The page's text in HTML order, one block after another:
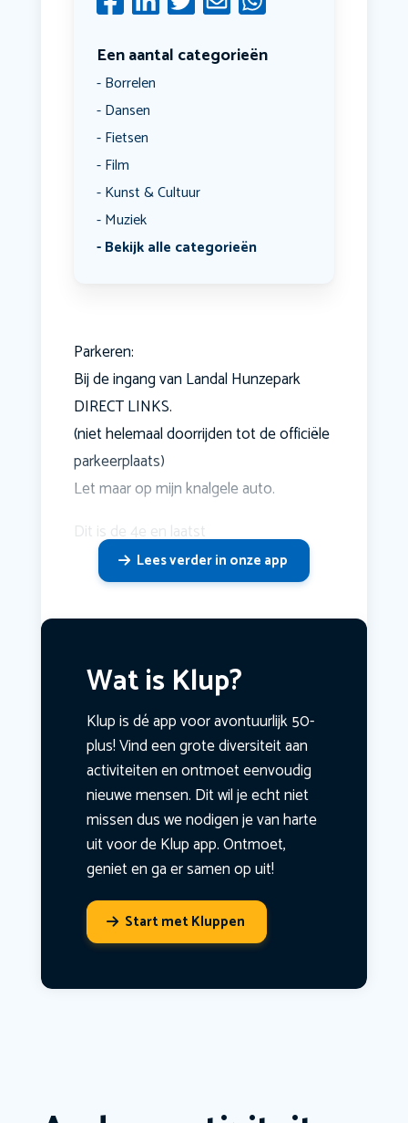
Een aantal categorieën
Borrelen
Dansen
Fietsen
Film
Kunst & Cultuur
Muziek
Bekijk alle categorieën
Parkeren:
Bij de ingang van Landal Hunzepark
DIRECT LINKS.
(niet helemaal doorrijden tot de officiële
parkeerplaats)
Let maar op mijn knalgele auto.
Dit is de 4e en laatst
Lees verder in onze app
Wat is Klup?
Klup is dé app voor avontuurlijk 50-
plus! Vind een grote diversiteit aan
activiteiten en ontmoet eenvoudig
nieuwe mensen. Dit wil je echt niet
missen dus we nodigen je van harte
uit voor de Klup app. Ontmoet,
geniet en ga er samen op uit!
Start met Kluppen